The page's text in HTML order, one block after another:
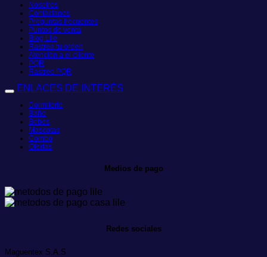
Nosotros
Contáctanos
Preguntas frecuentes
Puntos de venta
Blog Lile
Rastrea tu orden
Atención a el cliente
PQR
Rastreo PQR
ENLACES DE INTERÉS
Dormitorio
Baño
Bebes
Mascotas
Combo
Ofertas
Medios de pago
Redes sociales
Maguentex S.A.S